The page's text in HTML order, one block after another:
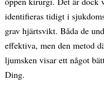
identifieras tidigt i
grav hjärtsvikt. Båda de
effektiva, men den metod
ljumsken visar ett något
Ding.